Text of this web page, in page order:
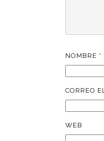
NOMBRE *
CORREO
WEB